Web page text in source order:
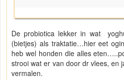
De probiotica lekker in wat
(bietjes) als traktatie…hier eet
heb wel honden die alles
strooi wat er van door dr vlees, en
vermalen.